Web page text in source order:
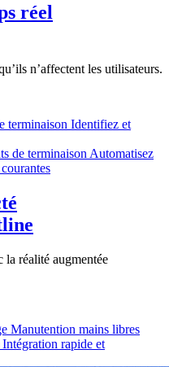
réel
n’affectent les utilisateurs.
terminaison Identifiez et
de terminaison Automatisez
réalité augmentée
Manutention mains libres
Intégration rapide et